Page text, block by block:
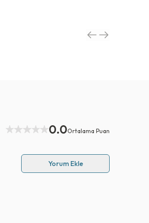
0.0Ortalama Puan
Yorum Ekle